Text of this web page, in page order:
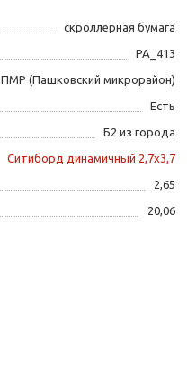
скроллерная бумага
PA_413
ПМР (Пашковский микрорайон)
Есть
Б2 из города
Ситиборд динамичный 2,7х3,7
2,65
20,06